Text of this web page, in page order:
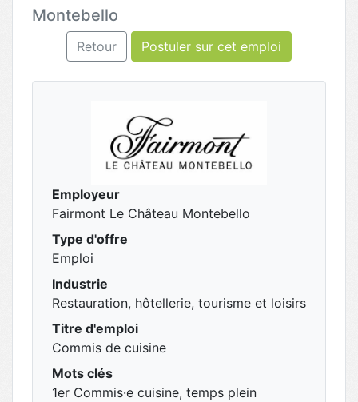
Montebello
Retour Postuler sur cet emploi
Employeur
Fairmont Le Château Montebello
Type d'offre
Emploi
Industrie
Restauration, hôtellerie, tourisme et loisirs
Titre d'emploi
Commis de cuisine
Mots clés
1er Commis·e cuisine, temps plein